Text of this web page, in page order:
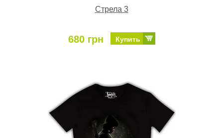
Стрела 3
680 грн Купить